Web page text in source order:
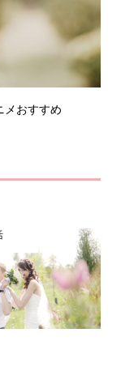
メおすすめ